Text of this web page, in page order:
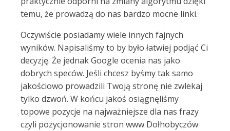
temu, że prowadzą do nas bardzo mocne linki.
Oczywiście posiadamy wiele innych fajnych
wyników. Napisaliśmy to by było łatwiej podjąć Ci
decyzję. Że jednak Google ocenia nas jako
dobrych speców. Jeśli chcesz byśmy tak samo
jakościowo prowadzili Twoją stronę nie zwlekaj
tylko dzwoń. W końcu jakoś osiągnęliśmy
topowe pozycje na najważniejsze dla nas frazy
czyli pozycjonowanie stron www Dołhobyczów